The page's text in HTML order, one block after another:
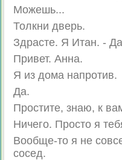
Можешь...
Толкни дверь.
Здрасте. Я Итан. -
Привет. Анна.
Я из дома напротив.
Да.
Простите, знаю, к
Ничего. Просто я
Вообще-то я не
сосед.